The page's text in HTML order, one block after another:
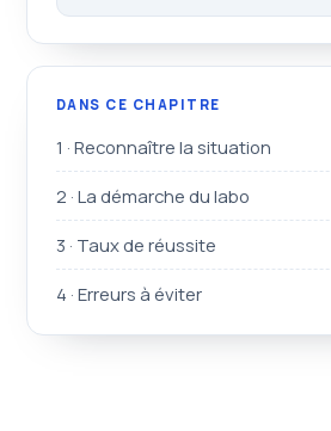
DANS CE CHAPITRE
1 · Reconnaître la situation
2 · La démarche du labo
3 · Taux de réussite
4 · Erreurs à éviter